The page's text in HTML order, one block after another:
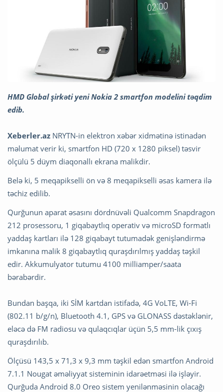
HMD Global şirkəti yeni Nokia 2 smartfon modelini təqdim
edib.
Xeberler.az NRYTN-in elektron xəbər xidmətinə istinadən
məlumat verir ki, smartfon HD (720 x 1280 piksel) təsvir
ölçülü 5 düym diaqonallı ekrana malikdir.
Belə ki, 5 meqapikselli ön və 8 meqapikselli əsas kamera ilə
təchiz edilib.
Qurğunun aparat əsasını dördnüvəli Qualcomm Snapdragon
212 prosessoru, 1 giqabaytlıq operativ və microSD formatlı
yaddaş kartları ilə 128 giqabayt tutumadək genişləndirmə
imkanına malik 8 giqabaytlıq quraşdırılmış yaddaş təşkil
edir. Akkumulyator tutumu 4100 milliamper/saata
bərabərdir.
Bundan başqa, iki SİM kartdan istifadə, 4G VoLTE, Wi-Fi
(802.11 b/g/n), Bluetooth 4.1, GPS və GLONASS dəstəklənir,
eləcə də FM radiosu və qulaqcıqlar üçün 5,5 mm-lik çıxış
quraşdırılıb.
Ölçüsü 143,5 x 71,3 x 9,3 mm təşkil edən smartfon Android
7.1.1 Nougat əməliyyat sisteminin idarəetməsi ilə işləyir.
Qurğuda Android 8.0 Oreo sistem yenilənməsinin olacağı